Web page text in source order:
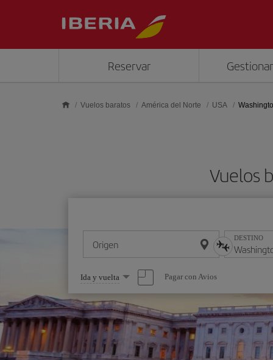
Reservar
Vuelos baratos América del Norte USA
Vuelos
Origen DESTINO
Seleccione
una
opción
Ida y vuelta Pagar con Avios